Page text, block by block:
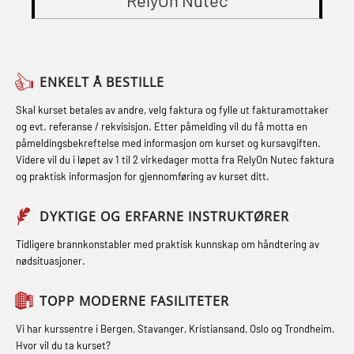
Compressed Air Emergency
Fallsikring (FAR108)
Førstehjelp – repetisjon (OFA102)
Førstehjelp grunnkurs (OFABLE101)
GOC sertifikat grunnleggende
(GMDSS) (MRC101)
GOC sertifikat repetisjon (GMDSS)
(MRC102)
GSK Sikkerhetskurs offshore for
oljearbeidere (OBS1055)
STCW Oppdatering videregående
(MBSBLE021)
STCW kombi oppdatering offiserer
og med.behandling (MBS134)
STCW Kombi Oppdatering Offiserer
og Medisinsk Behandling med
Webinar (MBS1341)
STCW Oppdatering for offiserer 24 t
(MBS114)
STCW Medisinsk førstehjelp (MFA1081)
STCW Medisinsk førstehjelp
oppdatering (MBSBLE025)
Grunnkurs Røykdykking Industrivern
inkl. brannslukning (FSC121)
Hjertestarter brukerkurs (OFA107)
Røykdykking industrivern –
repetisjon (LFI105)
oppdrettsanlegg (LBS100)
Ulykkesgransking – Webinar (LSP103)
(LFI100)
ENKELT Å BESTILLE
Skal kurset betales av andre, velg faktura og fylle ut fakturamottaker
og evt. referanse / rekvisisjon. Etter påmelding vil du få motta en
påmeldingsbekreftelse med informasjon om kurset og kursavgiften.
Videre vil du i løpet av 1 til 2 virkedager motta fra RelyOn Nutec faktura
og praktisk informasjon for gjennomføring av kurset ditt.
DYKTIGE OG ERFARNE INSTRUKTØRER
Tidligere brannkonstabler med praktisk kunnskap om håndtering av
nødsituasjoner.
TOPP MODERNE FASILITETER
Vi har kurssentre i Bergen, Stavanger, Kristiansand, Oslo og Trondheim.
Hvor vil du ta kurset?